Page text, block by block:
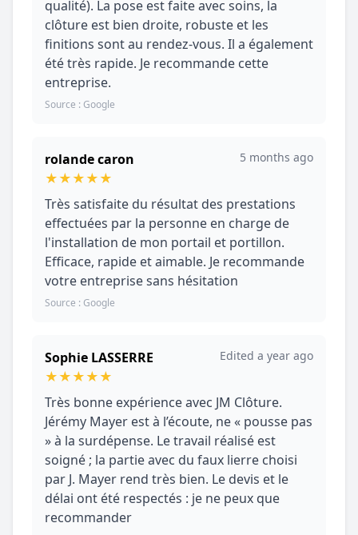
qualité). La pose est faite avec soins, la
clôture est bien droite, robuste et les
finitions sont au rendez-vous. Il a également
été très rapide. Je recommande cette
entreprise.
Source : Google
rolande caron
★★★★★
5 months ago
Très satisfaite du résultat des prestations
effectuées par la personne en charge de
l'installation de mon portail et portillon.
Efficace, rapide et aimable. Je recommande
votre entreprise sans hésitation
Source : Google
Sophie LASSERRE
★★★★★
Edited a year ago
Très bonne expérience avec JM Clôture.
Jérémy Mayer est à l’écoute, ne « pousse pas
» à la surdépense. Le travail réalisé est
soigné ; la partie avec du faux lierre choisi
par J. Mayer rend très bien. Le devis et le
délai ont été respectés : je ne peux que
recommander